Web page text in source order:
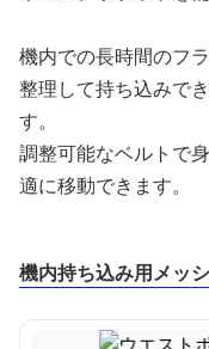
機内での長時間のフ
整理して持ち込みで
す。
調整可能なベルトで
適に移動できます。
機内持ち込み用メッ